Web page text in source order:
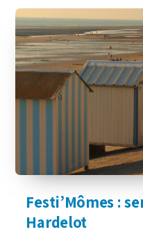
Festi’Mômes :
Hardelot